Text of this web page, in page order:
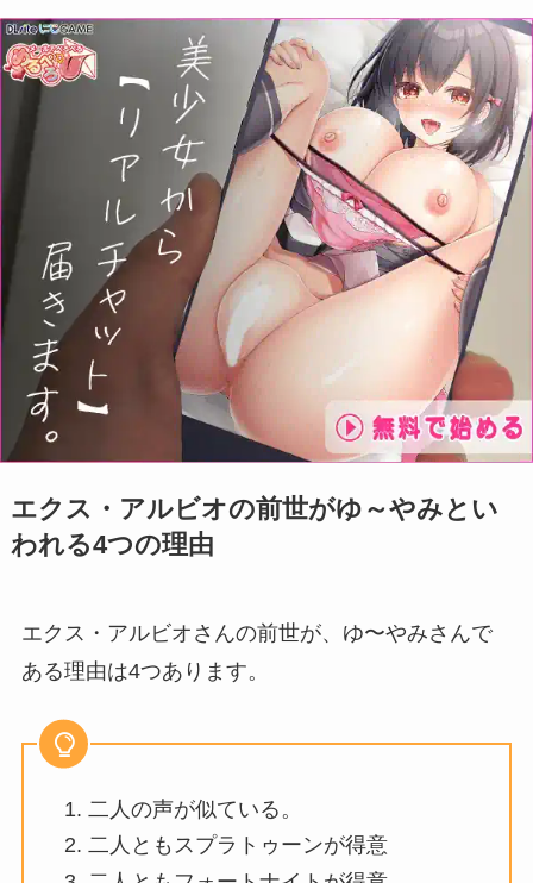
エクス・アルビオの前世がゆ～やみとい
われる4つの理由
エクス・アルビオさんの前世が、ゆ〜やみさんで
ある理由は4つあります。
二人の声が似ている。
二人ともスプラトゥーンが得意